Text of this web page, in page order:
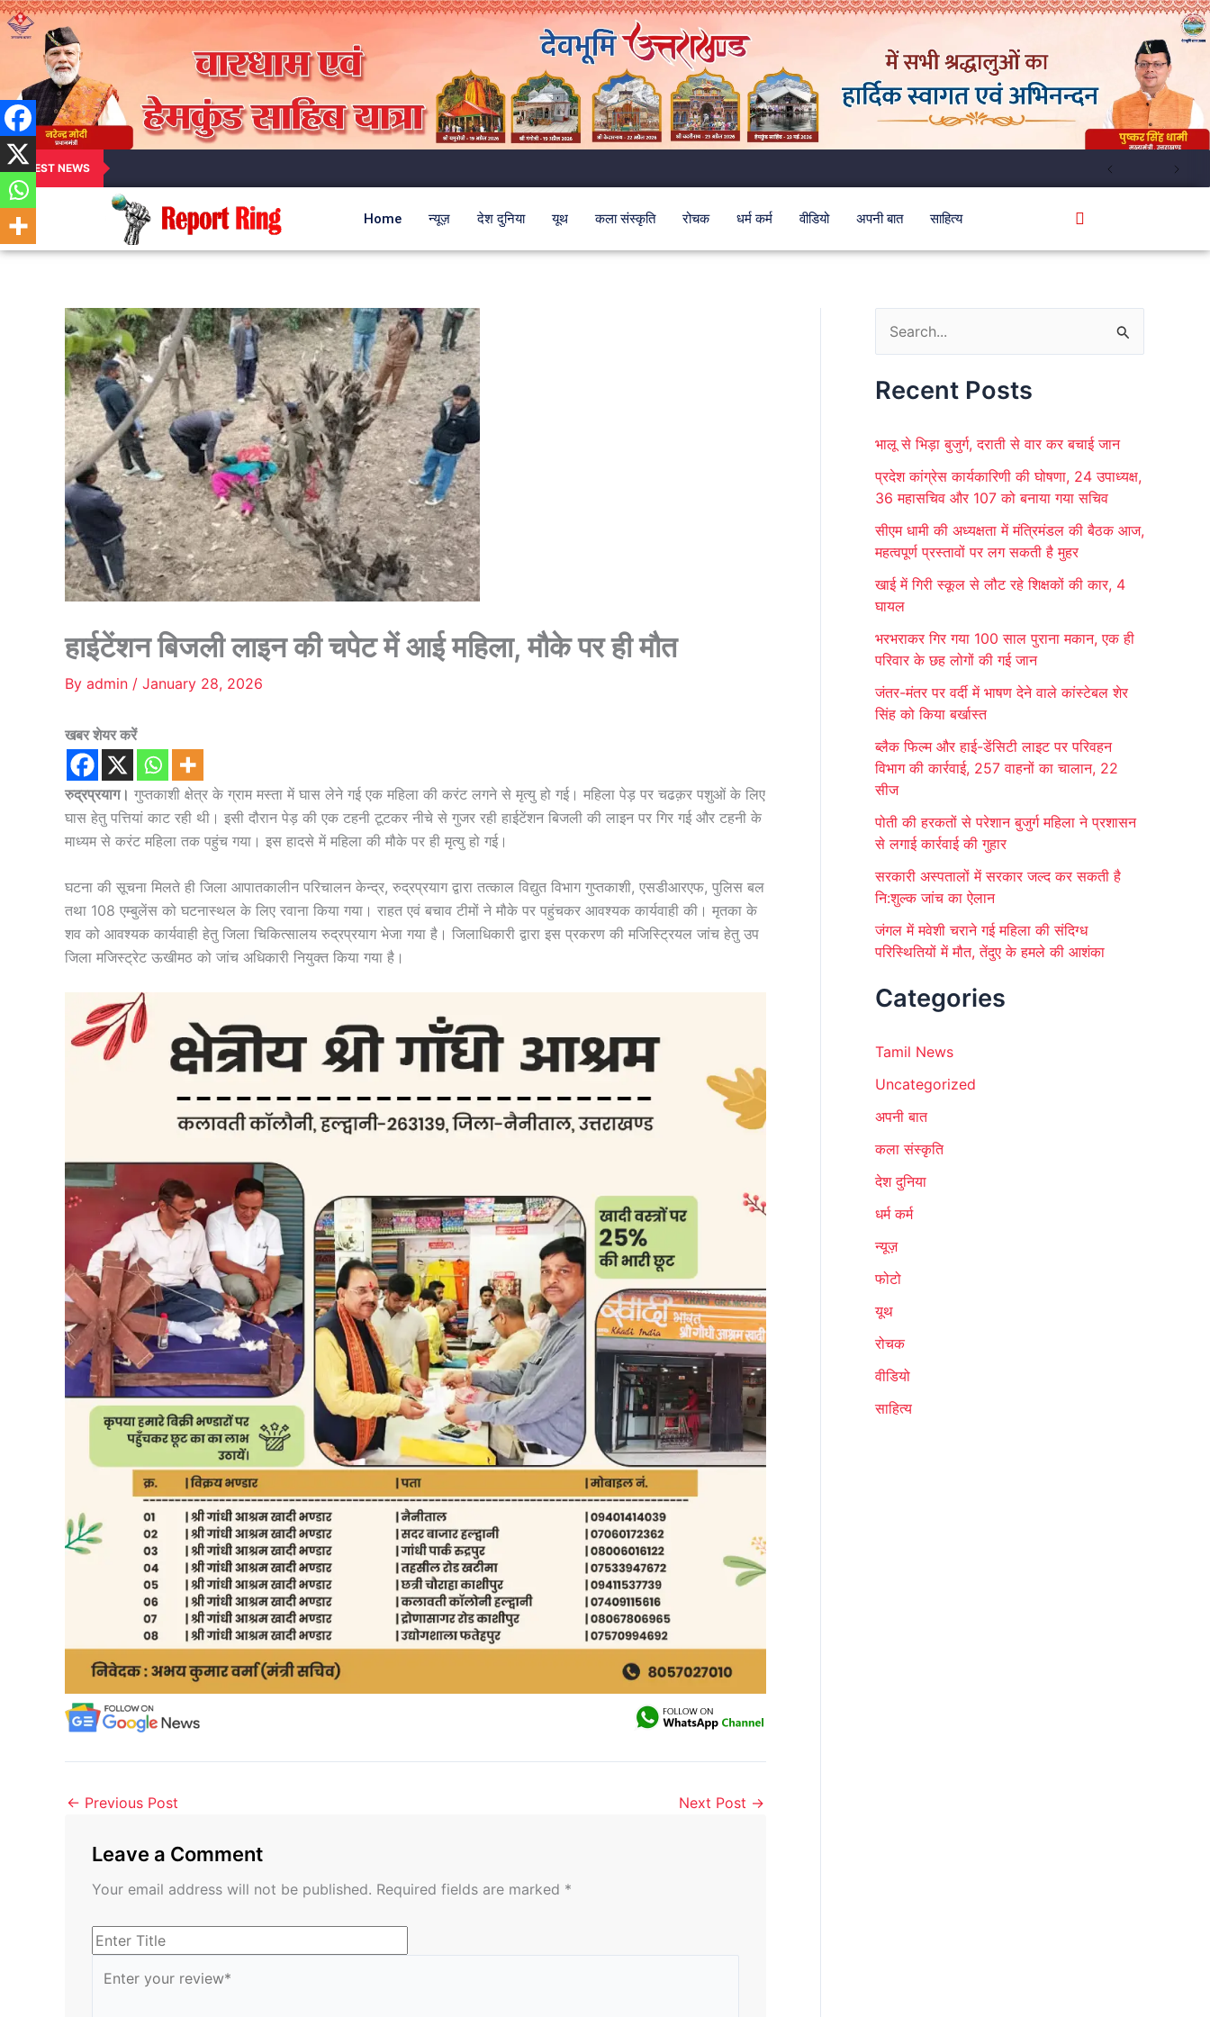
LATEST NEWS
Home न्यूज़ देश दुनिया यूथ कला संस्कृति रोचक धर्म कर्म वीडियो अपनी बात साहित्य
हाईटेंशन बिजली लाइन की चपेट में आई महिला, मौके पर ही मौत
By admin / January 28, 2026
खबर शेयर करें
रुद्रप्रयाग। गुप्तकाशी क्षेत्र के ग्राम मस्ता में घास लेने गई एक महिला की करंट लगने से मृत्यु हो गई। महिला पेड़ पर चढक़र पशुओं के लिए
घास हेतु पत्तियां काट रही थी। इसी दौरान पेड़ की एक टहनी टूटकर नीचे से गुजर रही हाईटेंशन बिजली की लाइन पर गिर गई और टहनी के
माध्यम से करंट महिला तक पहुंच गया। इस हादसे में महिला की मौके पर ही मृत्यु हो गई।
घटना की सूचना मिलते ही जिला आपातकालीन परिचालन केन्द्र, रुद्रप्रयाग द्वारा तत्काल विद्युत विभाग गुप्तकाशी, एसडीआरएफ, पुलिस बल
तथा 108 एम्बुलेंस को घटनास्थल के लिए रवाना किया गया। राहत एवं बचाव टीमों ने मौके पर पहुंचकर आवश्यक कार्यवाही की। मृतका के
शव को आवश्यक कार्यवाही हेतु जिला चिकित्सालय रुद्रप्रयाग भेजा गया है। जिलाधिकारी द्वारा इस प्रकरण की मजिस्ट्रियल जांच हेतु उप
जिला मजिस्ट्रेट ऊखीमठ को जांच अधिकारी नियुक्त किया गया है।
← Previous Post Next Post →
Leave a Comment
Your email address will not be published. Required fields are marked *
a
c
h
f
o
Recent Posts
भालू से भिड़ा बुजुर्ग, दराती से वार कर बचाई जान
प्रदेश कांग्रेस कार्यकारिणी की घोषणा, 24 उपाध्यक्ष,
36 महासचिव और 107 को बनाया गया सचिव
सीएम धामी की अध्यक्षता में मंत्रिमंडल की बैठक आज,
महत्वपूर्ण प्रस्तावों पर लग सकती है मुहर
खाई में गिरी स्कूल से लौट रहे शिक्षकों की कार, 4
घायल
भरभराकर गिर गया 100 साल पुराना मकान, एक ही
परिवार के छह लोगों की गई जान
जंतर-मंतर पर वर्दी में भाषण देने वाले कांस्टेबल शेर
सिंह को किया बर्खास्त
ब्लैक फिल्म और हाई-डेंसिटी लाइट पर परिवहन
विभाग की कार्रवाई, 257 वाहनों का चालान, 22
सीज
पोती की हरकतों से परेशान बुजुर्ग महिला ने प्रशासन
से लगाई कार्रवाई की गुहार
सरकारी अस्पतालों में सरकार जल्द कर सकती है
नि:शुल्क जांच का ऐलान
जंगल में मवेशी चराने गई महिला की संदिग्ध
परिस्थितियों में मौत, तेंदुए के हमले की आशंका
Categories
Tamil News
Uncategorized
अपनी बात
कला संस्कृति
देश दुनिया
धर्म कर्म
न्यूज़
फोटो
यूथ
रोचक
वीडियो
साहित्य